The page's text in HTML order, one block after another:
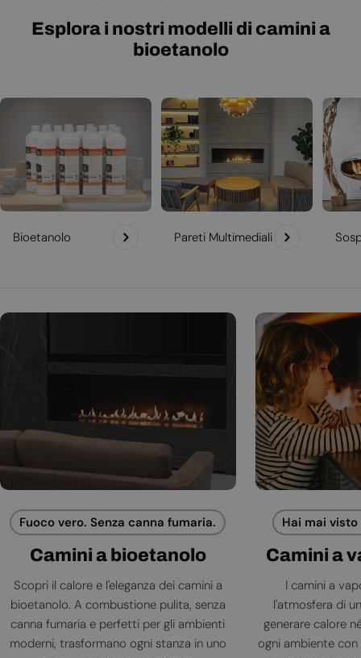
Esplora i nostri modelli di camini a
bioetanolo
Bioetanolo Pareti Multimediali
Fuoco vero. Senza canna fumaria.
Camini a bioetanolo
Scopri il calore e l'eleganza dei camini a
bioetanolo. A combustione pulita, senza
canna fumaria e perfetti per gli ambienti
moderni, trasformano ogni stanza in uno
Hai mai
Camini a
I camini a
l'atmosfera di
generare calore
ogni ambiente